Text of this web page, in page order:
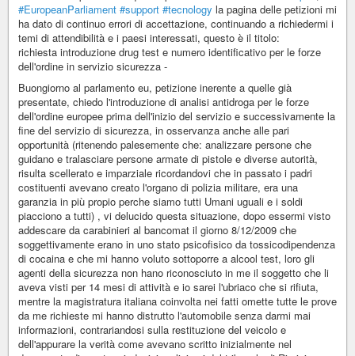
#EuropeanParliament #support #tecnology la pagina delle petizioni mi
ha dato di continuo errori di accettazione, continuando a richiedermi i
temi di attendibilità e i paesi interessati, questo è il titolo:
richiesta introduzione drug test e numero identificativo per le forze
dell'ordine in servizio sicurezza -
Buongiorno al parlamento eu, petizione inerente a quelle già
presentate, chiedo l'introduzione di analisi antidroga per le forze
dell'ordine europee prima dell'inizio del servizio e successivamente la
fine del servizio di sicurezza, in osservanza anche alle pari
opportunità (ritenendo palesemente che: analizzare persone che
guidano e tralasciare persone armate di pistole e diverse autorità,
risulta scellerato e imparziale ricordandovi che in passato i padri
costituenti avevano creato l'organo di polizia militare, era una
garanzia in più propio perche siamo tutti Umani uguali e i soldi
piacciono a tutti) , vi delucido questa situazione, dopo essermi visto
addescare da carabinieri al bancomat il giorno 8/12/2009 che
soggettivamente erano in uno stato psicofisico da tossicodipendenza
di cocaina e che mi hanno voluto sottoporre a alcool test, loro gli
agenti della sicurezza non hano riconosciuto in me il soggetto che li
aveva visti per 14 mesi di attività e io sarei l'ubriaco che si rifiuta,
mentre la magistratura italiana coinvolta nei fatti omette tutte le prove
da me richieste mi hanno distrutto l'automobile senza darmi mai
informazioni, contrariandosi sulla restituzione del veicolo e
dell'appurare la verità come avevano scritto inizialmente nel